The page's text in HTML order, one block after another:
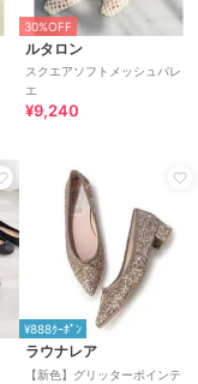
30%OFF
ルタロン
スクエアソフトメッシュバレ
エ
¥9,240
¥888ｸｰﾎﾟﾝ
ラウナレア
【新色】グリッターポインテ